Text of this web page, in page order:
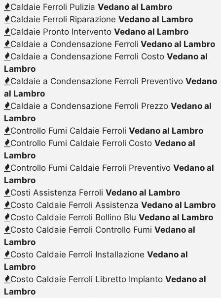
Caldaie Ferroli Pulizia Vedano al Lambro
Caldaie Ferroli Riparazione Vedano al Lambro
Caldaie Pronto Intervento Vedano al Lambro
Caldaie a Condensazione Ferroli Vedano al Lambro
Caldaie a Condensazione Ferroli Costo Vedano al
Lambro
Caldaie a Condensazione Ferroli Preventivo Vedano
al Lambro
Caldaie a Condensazione Ferroli Prezzo Vedano al
Lambro
Controllo Fumi Caldaie Ferroli Vedano al Lambro
Controllo Fumi Caldaie Ferroli Costo Vedano al
Lambro
Controllo Fumi Caldaie Ferroli Preventivo Vedano al
Lambro
Costi Assistenza Ferroli Vedano al Lambro
Costo Caldaie Ferroli Assistenza Vedano al Lambro
Costo Caldaie Ferroli Bollino Blu Vedano al Lambro
Costo Caldaie Ferroli Controllo Fumi Vedano al
Lambro
Costo Caldaie Ferroli Installazione Vedano al
Lambro
Costo Caldaie Ferroli Libretto Impianto Vedano al
Lambro